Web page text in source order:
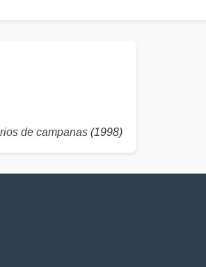
de campanas (1998)